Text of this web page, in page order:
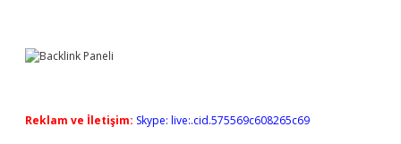
Reklam ve İletişim: Skype: live:.cid.575569c608265c69